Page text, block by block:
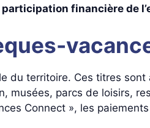
financière de
du territoire. Ces titres
musées, parcs de loisirs,
Connect », les